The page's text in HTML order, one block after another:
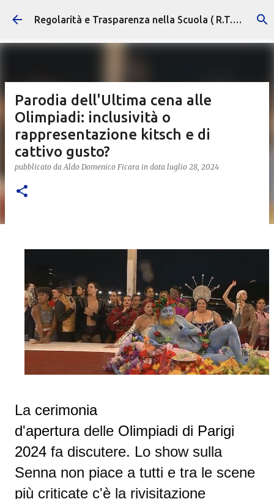
Passa ai contenuti principali Regolarità e Trasparenza nella Scuola ( R.T.S. )
Parodia dell'Ultima cena alle
Olimpiadi: inclusività o
rappresentazione kitsch e di
cattivo gusto?
pubblicato daAldo Domenico Ficara in data luglio 28, 2024
La cerimonia
d'apertura delle Olimpiadi di Parigi
2024 fa discutere. Lo show sulla
Senna non piace a tutti e tra le scene
più criticate c'è la rivisitazione